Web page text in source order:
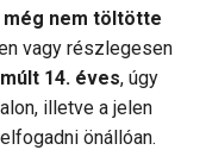
még nem töltötte
vagy részlegesen
14. éves, úgy
illetve a jelen
önállóan.